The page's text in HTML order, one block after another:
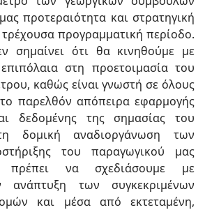
προτεραιότητα και στρατηγική
προγραμματική περίοδο.
σημαίνει ότι θα κινηθούμε με
στη προετοιμασία του
καθώς είναι γνωστή σε όλους
παρελθόν απόπειρα εφαρμογής
δεδομένης της σημασίας του
δομική αναδιοργάνωση των
του παραγωγικού μας
πρέπει να σχεδιάσουμε με
ανάπτυξη των συγκεκριμένων
και μέσα από εκτεταμένη,